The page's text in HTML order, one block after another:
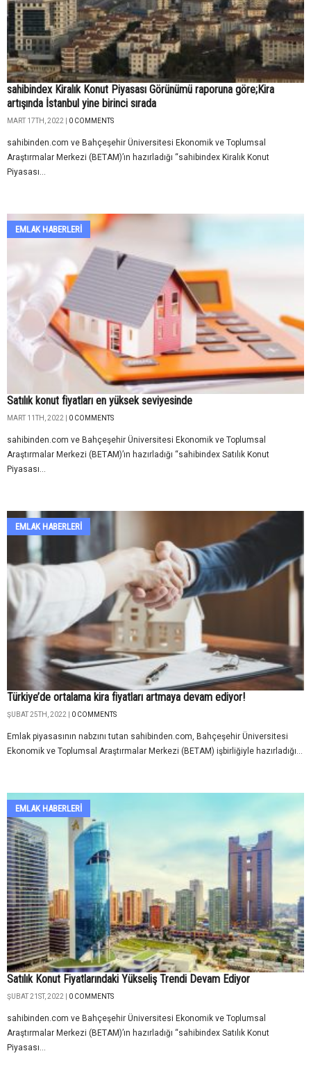
sahibindex Kiralık Konut Piyasası Görünümü raporuna göre;Kira
artışında İstanbul yine birinci sırada
MART 17TH, 2022 | 0 COMMENTS
sahibinden.com ve Bahçeşehir Üniversitesi Ekonomik ve Toplumsal
Araştırmalar Merkezi (BETAM)’ın hazırladığı “sahibindex Kiralık Konut
Piyasası...
EMLAK HABERLERI
Satılık konut fiyatları en yüksek seviyesinde
MART 11TH, 2022 | 0 COMMENTS
sahibinden.com ve Bahçeşehir Üniversitesi Ekonomik ve Toplumsal
Araştırmalar Merkezi (BETAM)’ın hazırladığı “sahibindex Satılık Konut
Piyasası...
EMLAK HABERLERI
Türkiye’de ortalama kira fiyatları artmaya devam ediyor!
ŞUBAT 25TH, 2022 | 0 COMMENTS
Emlak piyasasının nabzını tutan sahibinden.com, Bahçeşehir Üniversitesi
Ekonomik ve Toplumsal Araştırmalar Merkezi (BETAM) işbirliğiyle hazırladığı...
EMLAK HABERLERI
Satılık Konut Fiyatlarındaki Yükseliş Trendi Devam Ediyor
ŞUBAT 21ST, 2022 | 0 COMMENTS
sahibinden.com ve Bahçeşehir Üniversitesi Ekonomik ve Toplumsal
Araştırmalar Merkezi (BETAM)’ın hazırladığı “sahibindex Satılık Konut
Piyasası...